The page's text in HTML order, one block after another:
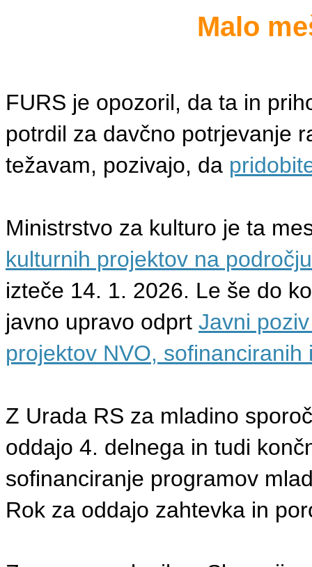
Malo
FURS je opozoril, da ta in
potrdil za davčno potrjevanje
težavam, pozivajo, da
Ministrstvo za kulturo je ta
kulturnih projektov na
izteče 14. 1. 2026. Le še do
javno upravo odprt Javni
projektov NVO,
Z Urada RS za mladino
oddajo 4. delnega in tudi
sofinanciranje programov
Rok za oddajo zahtevka in